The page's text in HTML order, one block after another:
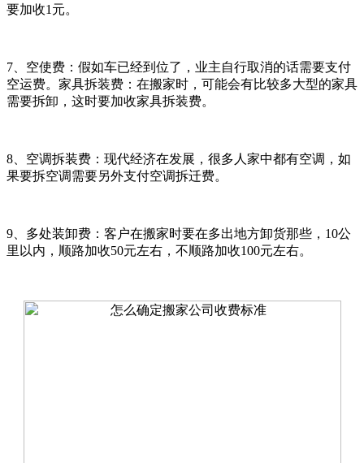
要加收1元。
7、空使费：假如车已经到位了，业主自行取消的话需要支付
空运费。家具拆装费：在搬家时，可能会有比较多大型的家具
需要拆卸，这时要加收家具拆装费。
8、空调拆装费：现代经济在发展，很多人家中都有空调，如
果要拆空调需要另外支付空调拆迁费。
9、多处装卸费：客户在搬家时要在多出地方卸货那些，10公
里以内，顺路加收50元左右，不顺路加收100元左右。